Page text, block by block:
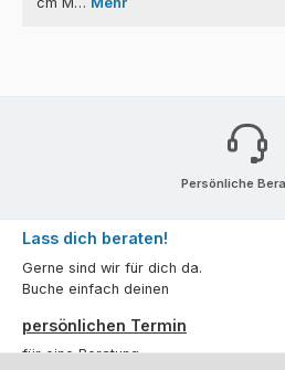
Persönliche
Lass dich beraten!
Gerne sind wir für dich da.
Buche einfach deinen
persönlichen Termin
für eine Beratung.